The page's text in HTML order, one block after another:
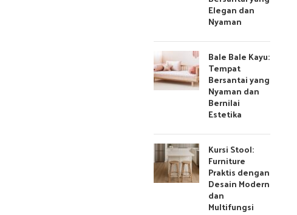
Elegan dan
Nyaman
Bale Bale Kayu:
Tempat
Bersantai yang
Nyaman dan
Bernilai
Estetika
Kursi Stool:
Furniture
Praktis dengan
Desain Modern
dan
Multifungsi